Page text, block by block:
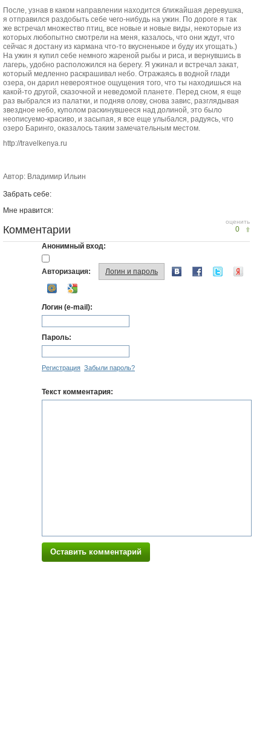
После, узнав в каком направлении находится ближайшая деревушка,
я отправился раздобыть себе чего-нибудь на ужин. По дороге я так
же встречал множество птиц, все новые и новые виды, некоторые из
которых любопытно смотрели на меня, казалось, что они ждут, что
сейчас я достану из кармана что-то вкусненькое и буду их угощать.)
На ужин я купил себе немного жареной рыбы и риса, и вернувшись в
лагерь, удобно расположился на берегу. Я ужинал и встречал закат,
который медленно раскрашивал небо. Отражаясь в водной глади
озера, он дарил невероятное ощущения того, что ты находишься на
какой-то другой, сказочной и неведомой планете. Перед сном, я еще
раз выбрался из палатки, и подняв олову, снова завис, разглядывая
звездное небо, куполом раскинувшееся над долиной, это было
неописуемо-красиво, и засыпая, я все еще улыбался, радуясь, что
озеро Баринго, оказалось таким замечательным местом.
http://travelkenya.ru
Автор: Владимир Ильин
Забрать себе:
Мне нравится:
оценить
0
Комментарии
Анонимный вход:
Авторизация: Логин и пароль
Логин (e-mail):
Пароль:
Регистрация Забыли пароль?
Текст комментария:
Оставить комментарий